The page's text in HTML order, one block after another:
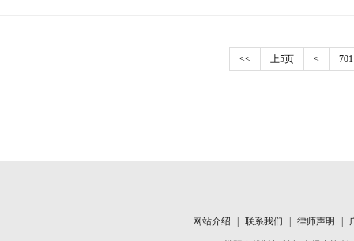
<< 上5页 < 701
网站介绍 联系我们 律师声明